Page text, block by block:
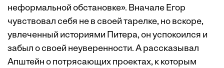
неформальной обстановке». Вначале Егор
чувствовал себя не в своей тарелке, но вскоре,
увлеченный историями Питера, он успокоился и
забыл о своей неуверенности. А рассказывал
Апштейн о потрясающих проектах, к которым